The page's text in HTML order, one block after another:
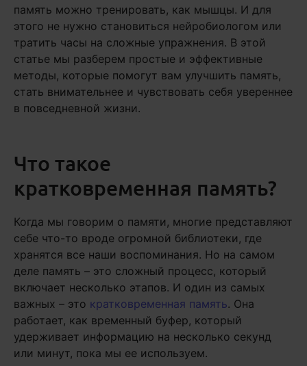
память можно тренировать, как мышцы. И для
этого не нужно становиться нейробиологом или
тратить часы на сложные упражнения. В этой
статье мы разберем простые и эффективные
методы, которые помогут вам улучшить память,
стать внимательнее и чувствовать себя увереннее
в повседневной жизни.
Что такое
кратковременная память?
Когда мы говорим о памяти, многие представляют
себе что-то вроде огромной библиотеки, где
хранятся все наши воспоминания. Но на самом
деле память – это сложный процесс, который
включает несколько этапов. И один из самых
важных – это кратковременная память. Она
работает, как временный буфер, который
удерживает информацию на несколько секунд
или минут, пока мы ее используем.